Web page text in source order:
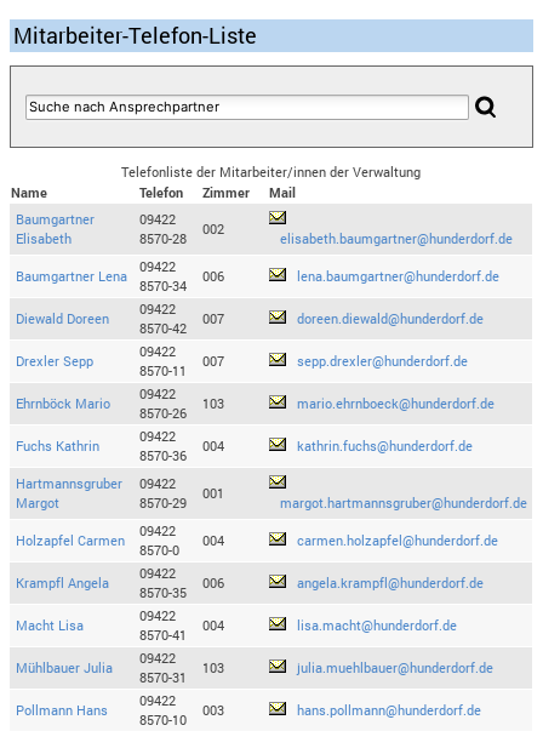
Mitarbeiter-Telefon-Liste
Telefonliste der Mitarbeiter/innen der Verwaltung
Name
Telefon Zimmer
Mail
Baumgartner
Elisabeth
09422
8570-28
002
elisabeth.baumgartner@hunderdorf.de
Baumgartner Lena
09422
8570-34
006 lena.baumgartner@hunderdorf.de
Diewald Doreen
09422
8570-42
007 doreen.diewald@hunderdorf.de
Drexler Sepp
09422
8570-11
007 sepp.drexler@hunderdorf.de
Ehrnböck Mario
09422
8570-26
103 mario.ehrnboeck@hunderdorf.de
Fuchs Kathrin
09422
8570-36
004 kathrin.fuchs@hunderdorf.de
Hartmannsgruber
Margot
09422
8570-29
001
margot.hartmannsgruber@hunderdorf.de
Holzapfel Carmen
09422
8570-0
004 carmen.holzapfel@hunderdorf.de
Krampfl Angela
09422
8570-35
006 angela.krampfl@hunderdorf.de
Macht Lisa
09422
8570-41
004 lisa.macht@hunderdorf.de
Mühlbauer Julia
09422
8570-31
103 julia.muehlbauer@hunderdorf.de
Pollmann Hans
09422
8570-10
003 hans.pollmann@hunderdorf.de